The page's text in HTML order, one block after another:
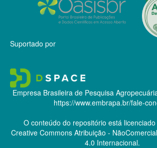
Suportado por
Empresa Brasileira de Pesquisa
https://www.embrapa.br/fale-
O conteúdo do repositório está
Creative CommonsAtribuição -
4.0 Internacional.